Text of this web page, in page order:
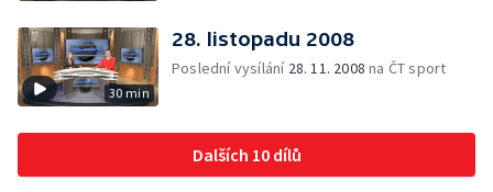
30 min
28. listopadu 2008
Poslední vysílání 28. 11. 2008 na ČT sport
Dalších 10 dílů